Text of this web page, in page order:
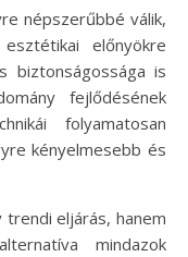
népszerűbbé válik,
előnyökre
biztonságossága is
fejlődésének
folyamatosan
kényelmesebb és
eljárás, hanem
mindazok